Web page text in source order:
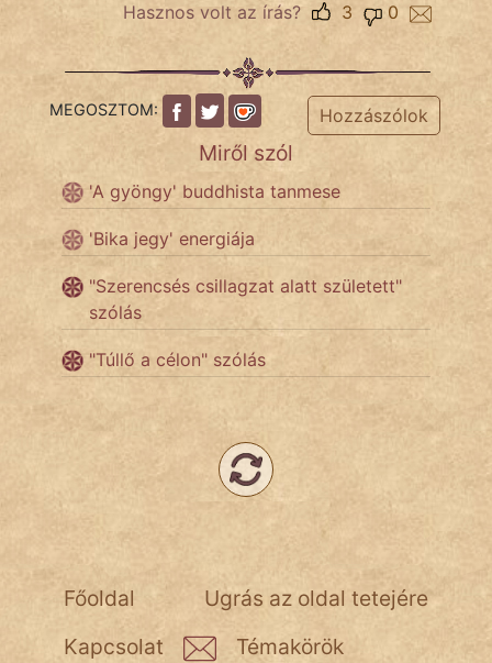
Hasznos volt az írás? 0
3
MEGOSZTOM: Hozzászólok
Miről szól
'A gyöngy' buddhista tanmese
'Bika jegy' energiája
"Szerencsés csillagzat alatt született"
szólás
"Túllő a célon" szólás
Ugrás az oldal tetejére
Főoldal
Kapcsolat
Témakörök